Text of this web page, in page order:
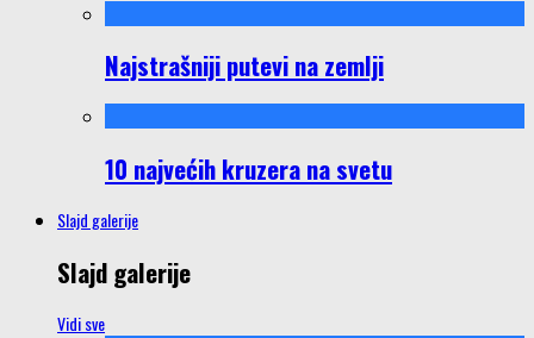
Najstrašniji putevi na zemlji
10 najvećih kruzera na svetu
Slajd galerije
Slajd galerije
Vidi sve